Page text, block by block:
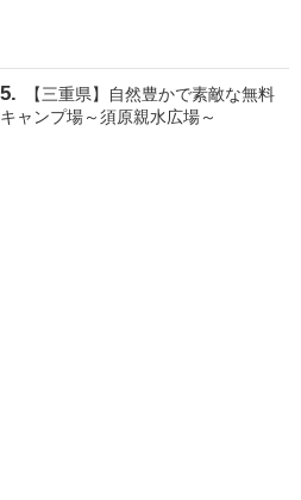
【三重県】自然豊かで素敵な無料
キャンプ場～須原親水広場～